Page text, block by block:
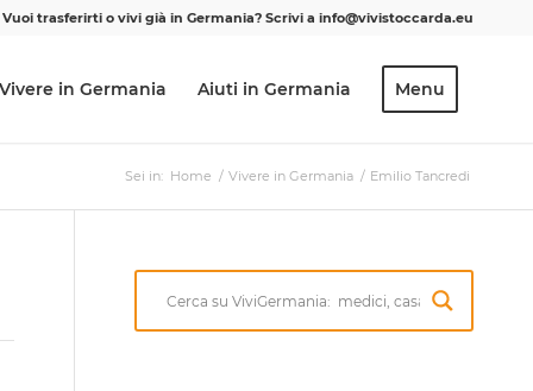
Vuoi trasferirti o vivi già in Germania? Scrivi a info@vivistoccarda.eu
Vivere in Germania Aiuti in Germania Menu
Sei in: Home / Vivere in Germania / Emilio Tancredi